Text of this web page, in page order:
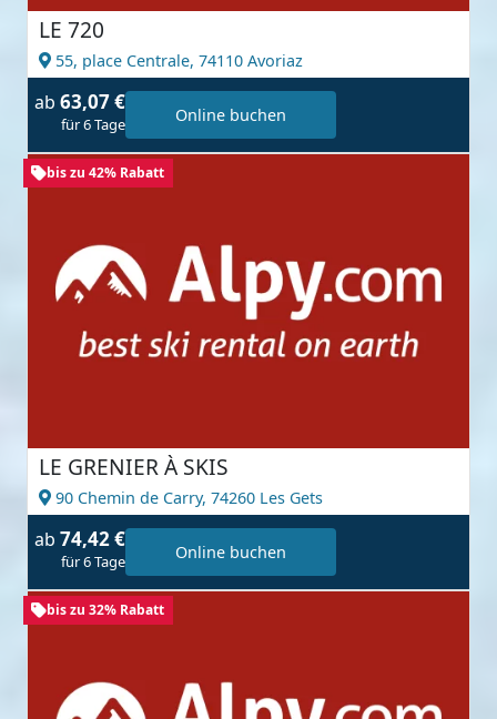
LE 720
55, place Centrale, 74110 Avoriaz
ab 63,07 €
für 6 Tage Online buchen
bis zu 42% Rabatt
LE GRENIER À SKIS
90 Chemin de Carry, 74260 Les Gets
ab 74,42 €
für 6 Tage Online buchen
bis zu 32% Rabatt